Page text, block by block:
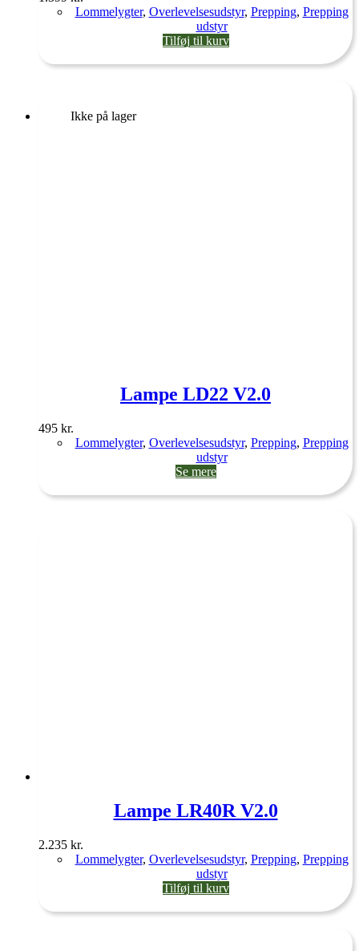
Lommelygter, Overlevelsesudstyr, Prepping, Prepping
udstyr
Tilføj til kurv
Ikke på lager
Lampe LD22 V2.0
495 kr.
Lommelygter, Overlevelsesudstyr, Prepping, Prepping
udstyr
Se mere
Lampe LR40R V2.0
2.235 kr.
Lommelygter, Overlevelsesudstyr, Prepping, Prepping
udstyr
Tilføj til kurv